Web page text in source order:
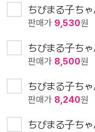
ちびまる子ち
판매가 9,530원
ちびまる子ち
판매가 8,500원
ちびまる子ち
판매가 8,240원
ちびまる子ち